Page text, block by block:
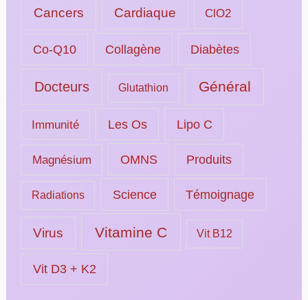
Cancers Cardiaque ClO2
Co-Q10 Collagène Diabètes
Docteurs Glutathion Général
Immunité Les Os Lipo C
Magnésium OMNS Produits
Radiations Science Témoignage
Virus Vitamine C Vit B12
Vit D3 + K2